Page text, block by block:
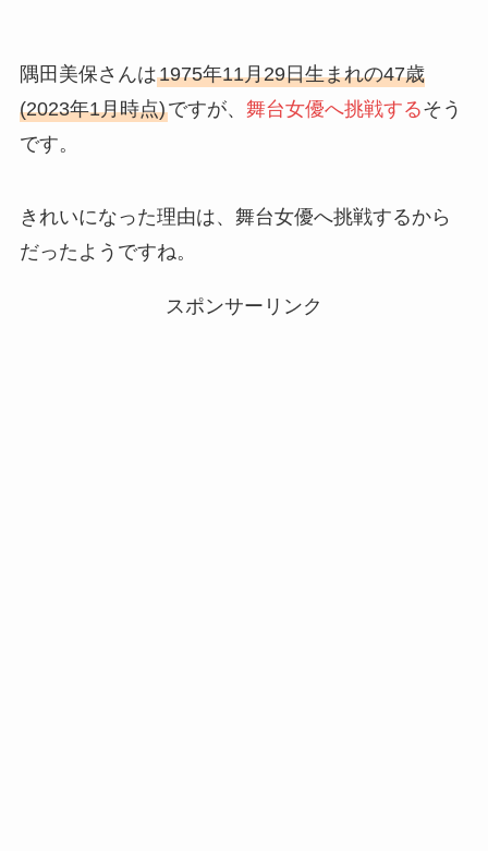
隅田美保さんは1975年11月29日生まれの47歳
(2023年1月時点)ですが、 舞台女優へ挑戦するそう
です。
きれいになった理由は、舞台女優へ挑戦するから
だったようですね。
スポンサーリンク